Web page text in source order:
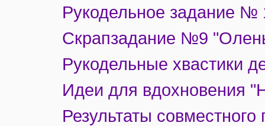
Рукодельное задание №
Скрапзадание №9
Рукодельные хвастики
Идеи для вдохновения
Результаты